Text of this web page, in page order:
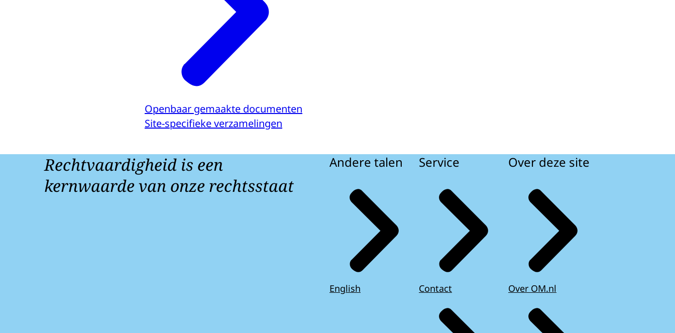
Openbaar gemaakte documenten
Site-specifieke verzamelingen
Rechtvaardigheid is een
kernwaarde van onze rechtsstaat
Andere talen
English
Service
Contact
Over deze site
Over OM.nl